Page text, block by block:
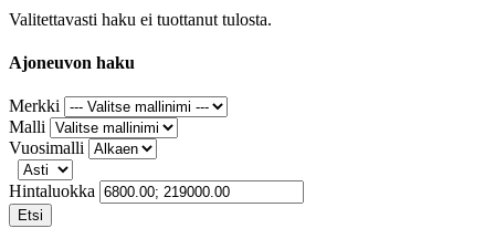
Valitettavasti haku ei tuottanut tulosta.
Ajoneuvon haku
Merkki
Malli
Vuosimalli
Hintaluokka
Etsi